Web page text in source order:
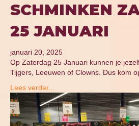
SCHMINKEN
25 JANUARI
januari 20, 2025
Op Zaterdag 25 Januari kunnen je
Tijgers, Leeuwen of Clowns. Dus kom
Lees verder...